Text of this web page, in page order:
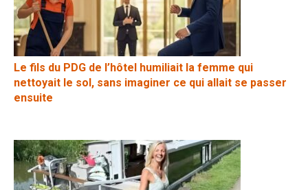
Le fils du PDG de l’hôtel humiliait la femme qui
nettoyait le sol, sans imaginer ce qui allait se passer
ensuite